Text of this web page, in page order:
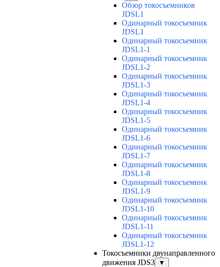
Обзор токосъемников
JDSL1
Одинарный токосъемник
JDSL1
Одинарный токосъемник
JDSL1-1
Одинарный токосъемник
JDSL1-2
Одинарный токосъемник
JDSL1-3
Одинарный токосъемник
JDSL1-4
Одинарный токосъемник
JDSL1-5
Одинарный токосъемник
JDSL1-6
Одинарный токосъемник
JDSL1-7
Одинарный токосъемник
JDSL1-8
Одинарный токосъемник
JDSL1-9
Одинарный токосъемник
JDSL1-10
Одинарный токосъемник
JDSL1-11
Одинарный токосъемник
JDSL1-12
Токосъемники двунаправленного
движения JDS3
▼